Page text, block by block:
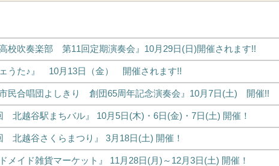
高校吹奏楽部 第11回定期演奏会』10月29日(日)開催されます!!
ェうた♪』 10月13日（金） 開催されます!!
市民合唱団よしきり 創団65周年記念演奏会』10月7日(土) 開催!!
北越谷駅まちバル』 10月5日(木)・6日(金)・7日(土) 開催！
北越谷さくらまつり』 3月18日(土) 開催！
メイド雑貨マーケット』 11月28日(月)～12月3日(土) 開催！